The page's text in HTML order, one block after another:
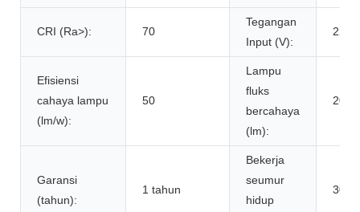
CRI (Ra>): 70
Tegangan
Input (V):
Efisiensi
cahaya lampu
(lm/w):
50
Lampu
fluks
bercahaya
(lm):
20-
Garansi
(tahun):
1 tahun
Bekerja
seumur
hidup